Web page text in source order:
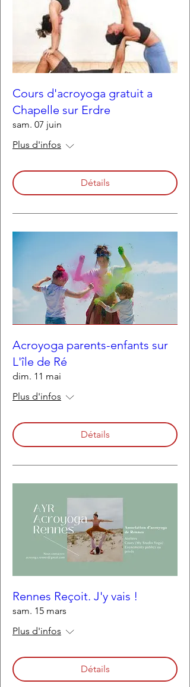
Cours d'acroyoga gratuit a
Chapelle sur Erdre
sam. 07 juin
Plus d'infos
Détails
Acroyoga parents-enfants sur
L'île de Ré
dim. 11 mai
Plus d'infos
Détails
Rennes Reçoit. J'y vais !
sam. 15 mars
Plus d'infos
Détails